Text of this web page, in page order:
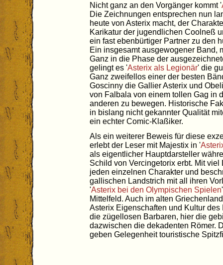
Nicht ganz an den Vorgänger kommt '
Die Zeichnungen entsprechen nun
heute von Asterix macht, der
Karikatur der jugendlichen Coolneß
ein fast ebenbürtiger Partner zu den
Ein insgesamt ausgewogener Band,
Ganz in die Phase der
gelingt es 'Asterix als Legionär' die
Ganz zweifellos einer der besten
Goscinny die Gallier Asterix und
von Falbala von einem tollen Gag in
anderen zu bewegen. Historische
in bislang nicht gekannter Qualität
ein echter Comic-Klaßiker.
Als ein weiterer Beweis für diese
erlebt der Leser mit Majestix in '
als eigentlicher Hauptdarsteller
Schild von Vercingetorix erbt. Mit
jeden einzelnen Charakter und
gallischen Landstrich mit all ihren
'Asterix bei den Olympischen Spielen
Mittelfeld. Auch im alten
Asterix Eigenschaften und Kultur
die zügellosen Barbaren, hier die
dazwischen die dekadenten Römer.
geben Gelegenheit touristische